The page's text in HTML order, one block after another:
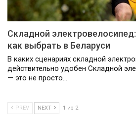
Складной
как выбрать в Беларуси
В каких сценариях складной
действительно удобен Складной
— это не просто…
PREV NEXT 1 из 2